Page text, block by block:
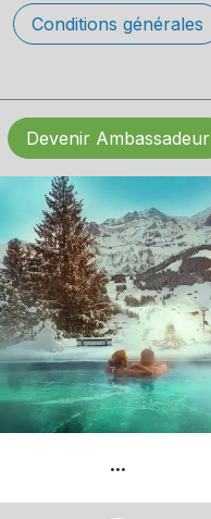
Conditions générales
Devenir Ambassadeur
...